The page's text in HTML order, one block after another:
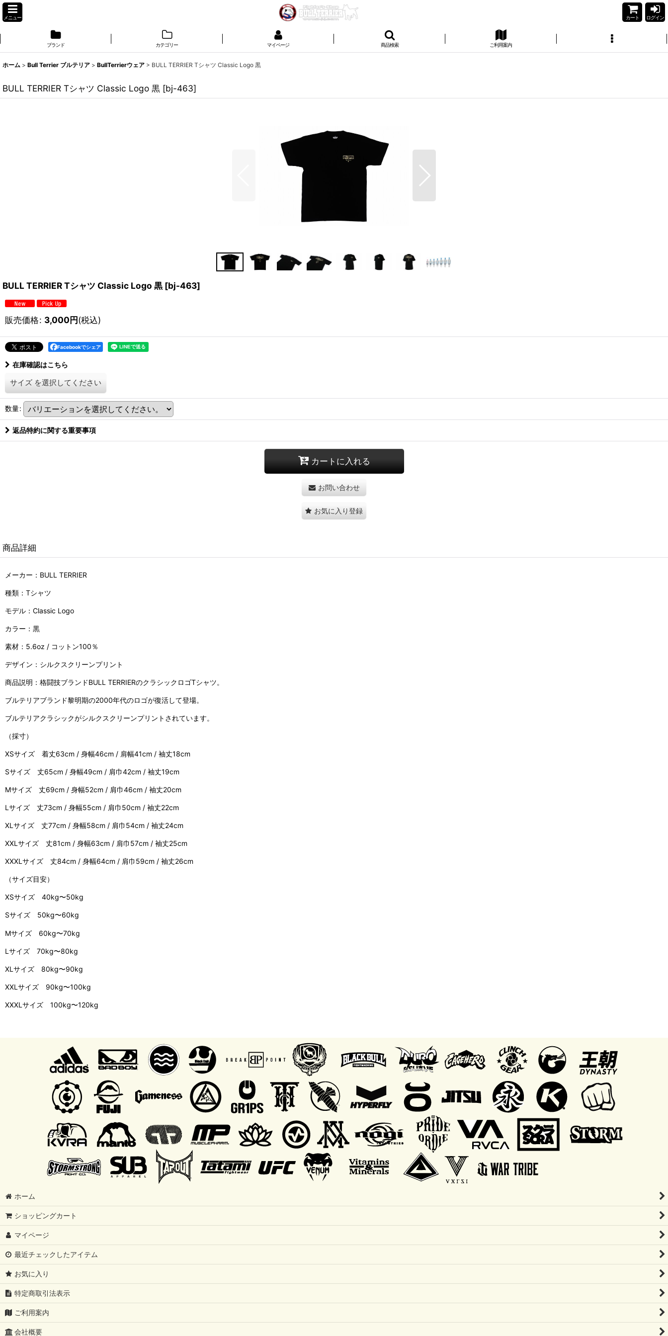
メニュー カート ログイン
ブランド カテゴリー マイページ 商品検索 ご利用案内
ホーム > Bull Terrier ブルテリア > BullTerrierウェア > BULL TERRIER Tシャツ Classic Logo 黒
BULL TERRIER Tシャツ Classic Logo 黒 [bj-463]
BULL TERRIER Tシャツ Classic Logo 黒 [bj-463]
販売価格: 3,000円(税込)
Facebookでシェア
在庫確認はこちら
サイズ を選択してください
数量:
返品特約に関する重要事項
カートに入れる
お問い合わせ
お気に入り登録
商品詳細
メーカー：BULL TERRIER
種類：Tシャツ
モデル：Classic Logo
カラー：黒
素材：5.6oz / コットン100％
デザイン：シルクスクリーンプリント
商品説明：格闘技ブランドBULL TERRIERのクラシックロゴTシャツ。
ブルテリアブランド黎明期の2000年代のロゴが復活して登場。
ブルテリアクラシックがシルクスクリーンプリントされています。
（採寸）
XSサイズ 着丈63cm / 身幅46cm / 肩幅41cm / 袖丈18cm
Sサイズ 丈65cm / 身幅49cm / 肩巾42cm / 袖丈19cm
Mサイズ 丈69cm / 身幅52cm / 肩巾46cm / 袖丈20cm
Lサイズ 丈73cm / 身幅55cm / 肩巾50cm / 袖丈22cm
XLサイズ 丈77cm / 身幅58cm / 肩巾54cm / 袖丈24cm
XXLサイズ 丈81cm / 身幅63cm / 肩巾57cm / 袖丈25cm
XXXLサイズ 丈84cm / 身幅64cm / 肩巾59cm / 袖丈26cm
（サイズ目安）
XSサイズ 40kg〜50kg
Sサイズ 50kg〜60kg
Mサイズ 60kg〜70kg
Lサイズ 70kg〜80kg
XLサイズ 80kg〜90kg
XXLサイズ 90kg〜100kg
XXXLサイズ 100kg〜120kg
ホーム
ショッピングカート
マイページ
最近チェックしたアイテム
お気に入り
特定商取引法表示
ご利用案内
会社概要